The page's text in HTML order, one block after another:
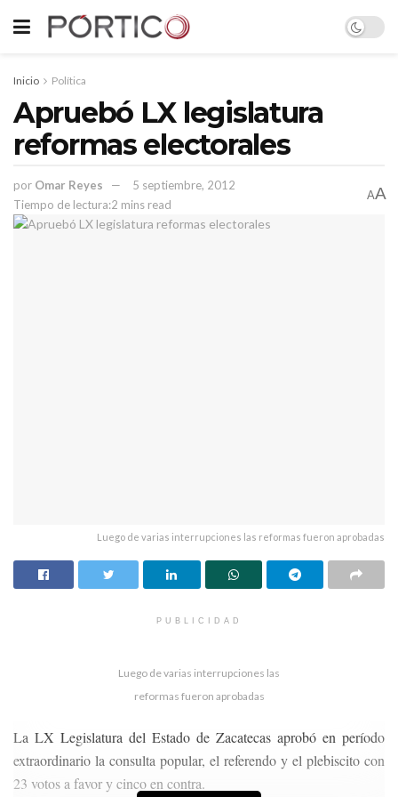
Inicio Política
Apruebó LX legislatura
reformas electorales
por Omar Reyes
5 septiembre, 2012
Tiempo de lectura:2 mins read
AA
Luego de varias interrupciones las reformas fueron aprobadas
PUBLICIDAD
Luego de varias interrupciones las
reformas fueron aprobadas
La LX Legislatura del Estado de Zacatecas aprobó en período
extraordinario la consulta popular, el referendo y el plebiscito con
23 votos a favor y cinco en contra.